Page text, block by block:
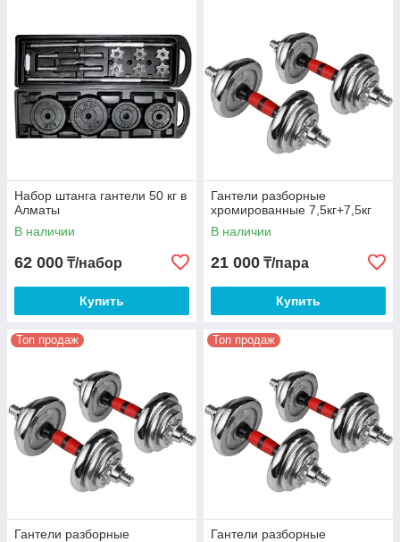
Набор штанга гантели 50 кг в
Алматы
В наличии
62 000 ₸/набор
Купить
Гантели разборные
хромированные 7,5кг+7,5кг
В наличии
21 000 ₸/пара
Купить
Топ продаж
Гантели разборные
Топ продаж
Гантели разборные